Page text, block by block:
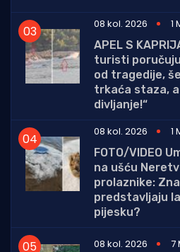
08 kol. 2026
1
APEL S
turisti
od tragedije,
trkaća staza,
divljanje!“
08 kol. 2026
1
FOTO/VIDEO
na ušću
prolaznike:
predstavljaju
pijesku?
08 kol. 2026
7